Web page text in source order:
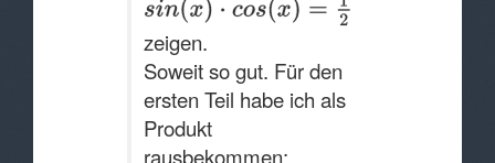
zeigen.
Soweit so gut. Für den
ersten Teil habe ich als
Produkt
rausbekommen: